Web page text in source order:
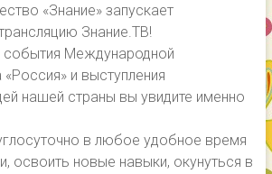
«Знание» запускает
Знание.ТВ!
Международной
и выступления
нашей страны вы увидите именно
в любое удобное время
освоить новые навыки, окунуться в